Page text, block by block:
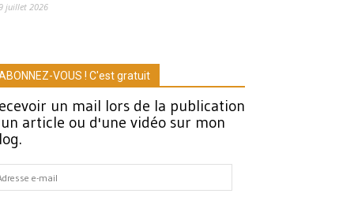
juillet 2026
VOUS ! C'est gratuit
un mail lors de la publication
article ou d'une vidéo sur mon